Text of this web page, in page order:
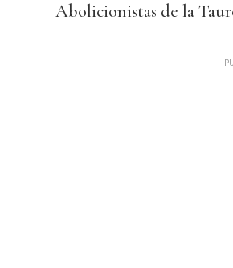
Abolicionistas de la